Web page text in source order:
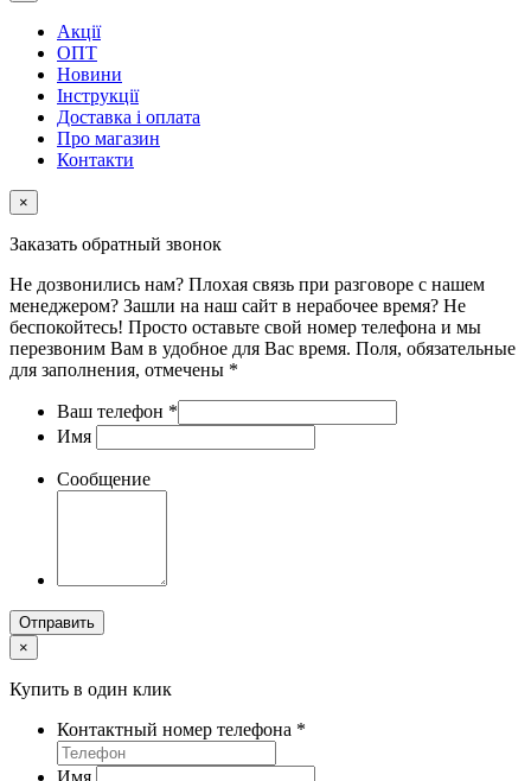
Акції
ОПТ
Новини
Інструкції
Доставка і оплата
Про магазин
Контакти
×
Заказать обратный звонок
Не дозвонились нам? Плохая связь при разговоре с нашем
менеджером? Зашли на наш сайт в нерабочее время? Не
беспокойтесь! Просто оставьте свой номер телефона и мы
перезвоним Вам в удобное для Вас время. Поля, обязательные
для заполнения, отмечены *
Ваш телефон *
Имя
Сообщение
Отправить
×
Купить в один клик
Контактный номер телефона *
Имя